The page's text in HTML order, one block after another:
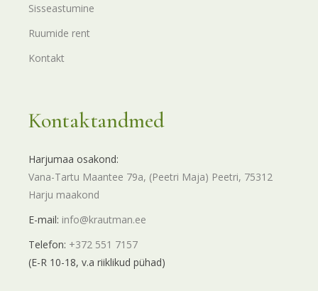
Sisseastumine
Ruumide rent
Kontakt
Kontaktandmed
Harjumaa osakond:
Vana-Tartu Maantee 79a, (Peetri Maja) Peetri, 75312
Harju maakond
E-mail: info@krautman.ee
Telefon: +372 551 7157
(E-R 10-18, v.a riiklikud pühad)